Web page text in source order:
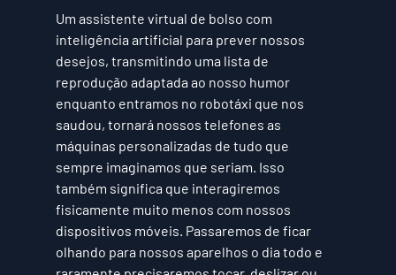
Um assistente virtual de bolso com
inteligência artificial para prever nossos
desejos, transmitindo uma lista de
reprodução adaptada ao nosso humor
enquanto entramos no robotáxi que nos
saudou, tornará nossos telefones as
máquinas personalizadas de tudo que
sempre imaginamos que seriam. Isso
também significa que interagiremos
fisicamente muito menos com nossos
dispositivos móveis. Passaremos de ficar
olhando para nossos aparelhos o dia todo e